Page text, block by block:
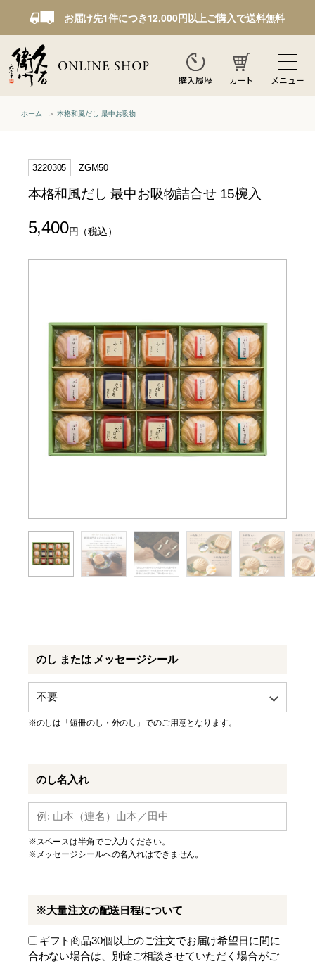
お届け先1件につき12,000円以上ご購入で送料無料
購入履歴 カート メニュー
ホーム 本格和風だし 最中お吸物
3220305 ZGM50
本格和風だし 最中お吸物詰合せ 15椀入
5,400円 （税込）
のし または メッセージシール
※のしは「短冊のし・外のし」でのご用意となります。
のし名入れ
※スペースは半角でご入力ください。
※メッセージシールへの名入れはできません。
※大量注文の配送日程について
ギフト商品30個以上のご注文でお届け希望日に間に
合わない場合は、別途ご相談させていただく場合がご